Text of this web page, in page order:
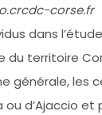
corse.fr
dans
du territoire
générale, les
d’Ajaccio et